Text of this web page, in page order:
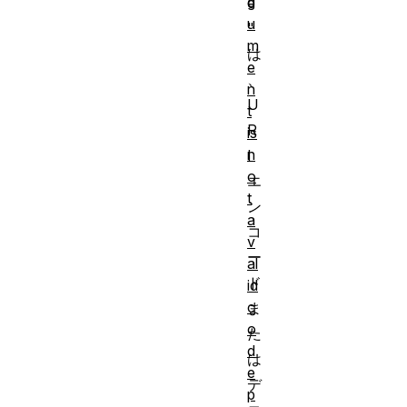
"
は
、
U
R
I
エ
ン
コ
ー
ド
ま
た
は
デ
u
m
e
n
t
is
n
o
t
a
v
al
id
c
o
d
e
p